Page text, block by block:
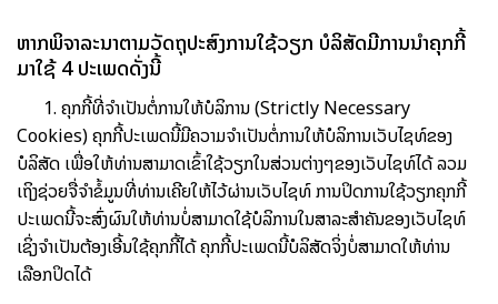
ຫາກພິຈາລະນາຕາມວັດຖຸປະສົງການໃຊ້ວຽກ ບໍລິສັດມີການນຳຄຸກກີ້
ມາໃຊ້ 4 ປະເພດດັ່ງນີ້
1. ຄຸກກີ້ທີ່ຈຳເປັນຕໍ່ການໃຫ້ບໍລິການ (Strictly Necessary
Cookies) ຄຸກກີ້ປະເພດນີ້ມີຄວາມຈຳເປັນຕໍ່ການໃຫ້ບໍລິການເວັບໄຊທ໌ຂອງ
ບໍລິສັດ ເພື່ອໃຫ້ທ່ານສາມາດເຂົ້າໃຊ້ວຽກໃນສ່ວນຕ່າງໆຂອງເວັບໄຊທ໌ໄດ້ ລວມ
ເຖິງຊ່ວຍຈື່ຈຳຂໍ້ມູນທີ່ທ່ານເຄີຍໃຫ້ໄວ້ຜ່ານເວັບໄຊທ໌ ການປິດການໃຊ້ວຽກຄຸກກີ້
ປະເພດນີ້ຈະສົ່ງຜົນໃຫ້ທ່ານບໍ່ສາມາດໃຊ້ບໍລິການໃນສາລະສຳຄັນຂອງເວັບໄຊທ໌
ເຊິ່ງຈຳເປັນຕ້ອງເອີ້ນໃຊ້ຄຸກກີ້ໄດ້ ຄຸກກີ້ປະເພດນີ້ບໍລິສັດຈິ່ງບໍ່ສາມາດໃຫ້ທ່ານ
ເລືອກປິດໄດ້